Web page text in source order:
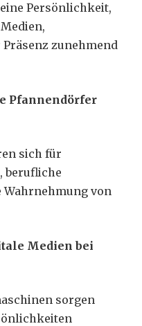
Persönlichkeit,
zunehmend
Pfannendörfer
sich für
berufliche
von
Medien bei
sorgen